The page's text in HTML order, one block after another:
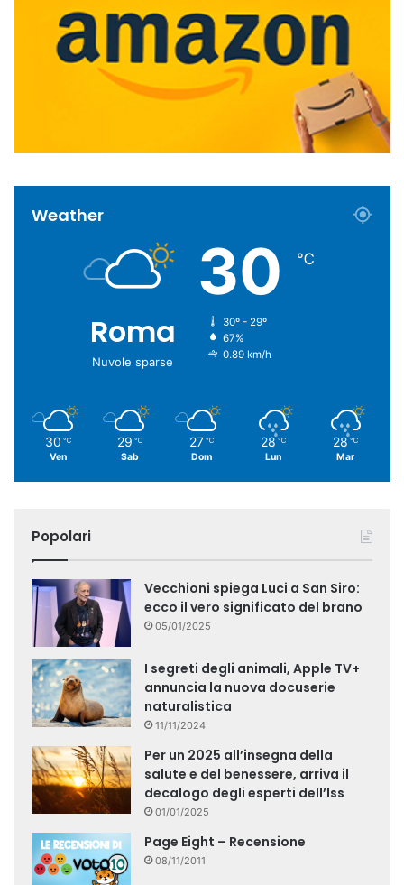
Weather
Roma
Nuvole sparse
30 ℃
30º - 29º
67%
0.89 km/h
30 ℃
Ven
29 ℃
Sab
27 ℃
Dom
28 ℃
Lun
28 ℃
Mar
Popolari
Vecchioni spiega Luci a San Siro:
ecco il vero significato del brano
05/01/2025
I segreti degli animali, Apple TV+
annuncia la nuova docuserie
naturalistica
11/11/2024
Per un 2025 all’insegna della
salute e del benessere, arriva il
decalogo degli esperti dell’Iss
01/01/2025
Page Eight – Recensione
08/11/2011